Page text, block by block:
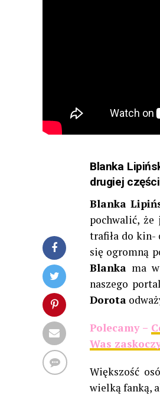
Blanka
drugiej
Blanka
pochwalić, że
trafiła do kin-
się ogromną
Blanka ma
naszego
Dorota
Polecamy –
Was
Większość
wielką fanką,